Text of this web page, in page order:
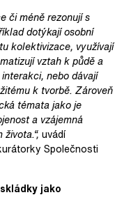
či méně rezonují s
dotýkají osobní
kolektivizace, využívají
vztah k půdě a
nebo dávají
k tvorbě. Zároveň
témata jako je
a vzájemná
uvádí
Společnosti
jako